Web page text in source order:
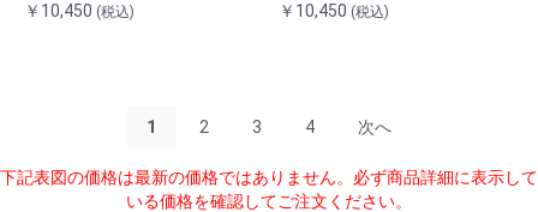
￥10,450 (税込) ￥10,450 (税込)
1 2 3 4 次へ
下記表図の価格は最新の価格ではありません。必ず商品詳細に表示して
いる価格を確認してご注文ください。